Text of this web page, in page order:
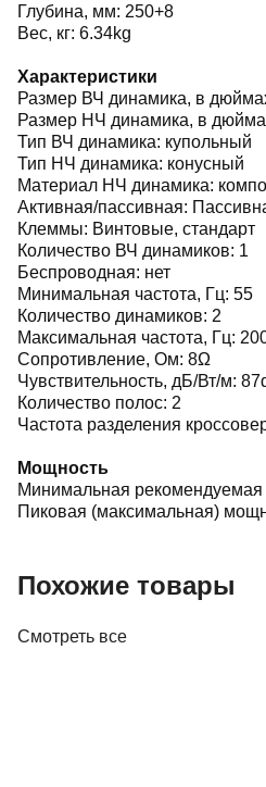
Глубина, мм: 250+8
Вес, кг: 6.34kg
Характеристики
Размер ВЧ динамика, в
Размер НЧ динамика, в
Тип ВЧ динамика: купольный
Тип НЧ динамика: конусный
Материал НЧ динамика:
Активная/пассивная:
Клеммы: Винтовые, стандарт
Количество ВЧ динамиков: 1
Беспроводная: нет
Минимальная частота, Гц: 55
Количество динамиков: 2
Максимальная частота, Гц:
Сопротивление, Ом: 8Ω
Чувствительность, дБ/Вт/м:
Количество полос: 2
Частота разделения
Мощность
Минимальная
Пиковая (максимальная)
Похожие товары
Смотреть все